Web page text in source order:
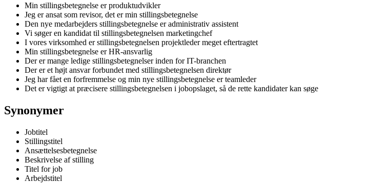
Min stillingsbetegnelse er produktudvikler
Jeg er ansat som revisor, det er min stillingsbetegnelse
Den nye medarbejders stillingsbetegnelse er administrativ assistent
Vi søger en kandidat til stillingsbetegnelsen marketingchef
I vores virksomhed er stillingsbetegnelsen projektleder meget eftertragtet
Min stillingsbetegnelse er HR-ansvarlig
Der er mange ledige stillingsbetegnelser inden for IT-branchen
Der er et højt ansvar forbundet med stillingsbetegnelsen direktør
Jeg har fået en forfremmelse og min nye stillingsbetegnelse er teamleder
Det er vigtigt at præcisere stillingsbetegnelsen i jobopslaget, så de rette kandidater kan søge
Synonymer
Jobtitel
Stillingstitel
Ansættelsesbetegnelse
Beskrivelse af stilling
Titel for job
Arbejdstitel